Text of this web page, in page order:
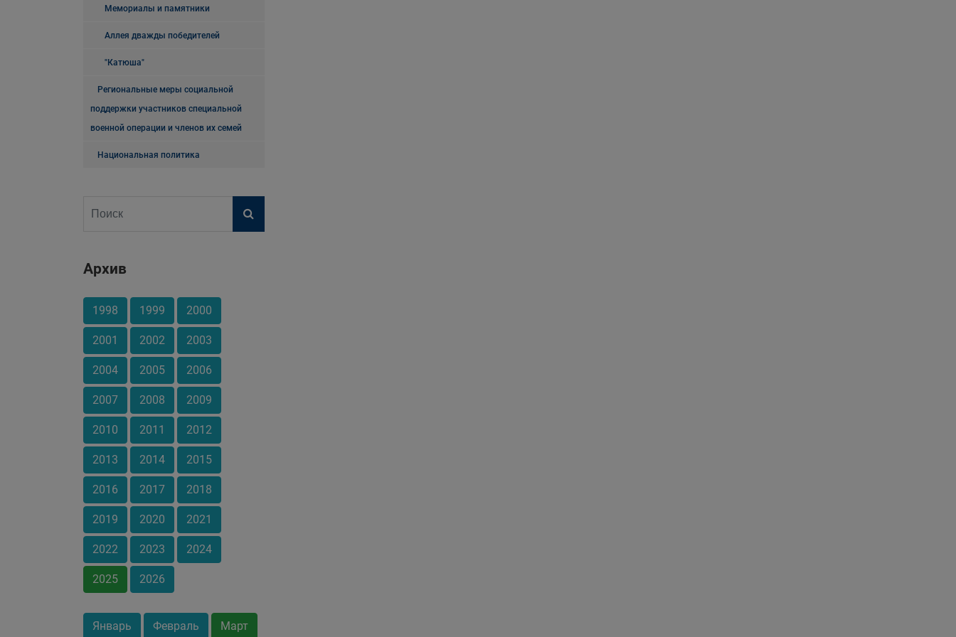
Мемориалы и памятники
Аллея дважды победителей
"Катюша"
Региональные меры социальной
поддержки участников специальной
военной операции и членов их семей
Национальная политика
Архив
1998 1999 2000
2001 2002 2003
2004 2005 2006
2007 2008 2009
2010 2011 2012
2013 2014 2015
2016 2017 2018
2019 2020 2021
2022 2023 2024
2025 2026
Январь Февраль Март